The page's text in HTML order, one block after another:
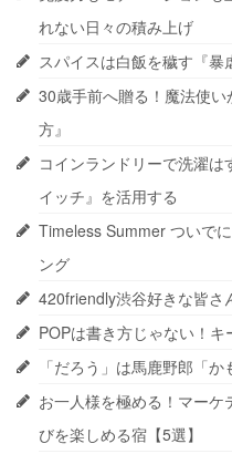
れない日々の積み上げ
スパイスは白飯を穢す『暴
30歳手前へ贈る！魔法使
方』
コインランドリーで洗濯
イッチ』を活用する
Timeless Summer ついで
ング
420friendly渋谷好きな皆さ
POPは書き方じゃない！
「だろう」は馬鹿野郎「
お一人様を極める！マー
びを楽しめる宿【5選】